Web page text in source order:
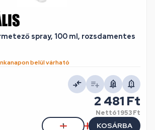
spray, 100 ml, rozsdamentes
belül várható
2 481 Ft
Nettó1 953 Ft
KOSÁRBA